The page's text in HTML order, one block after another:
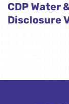
CDP Water
Disclosure